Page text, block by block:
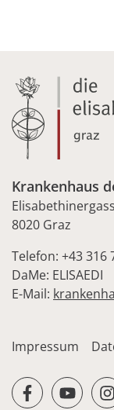
Krankenhaus
8020 Graz
Telefon: +43 316
DaMe: ELISAEDI
E-Mail:
Impressum
facebook